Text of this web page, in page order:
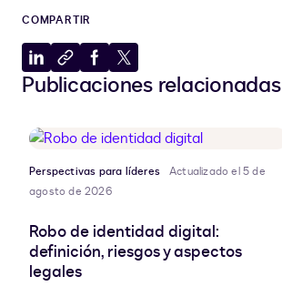
COMPARTIR
Compartir
en
Copiar
al
Compartir
en
Compartir
en
Publicaciones relacionadas
Perspectivas para líderes
Actualizado el 5 de
agosto de 2026
Robo de identidad digital:
definición, riesgos y aspectos
legales